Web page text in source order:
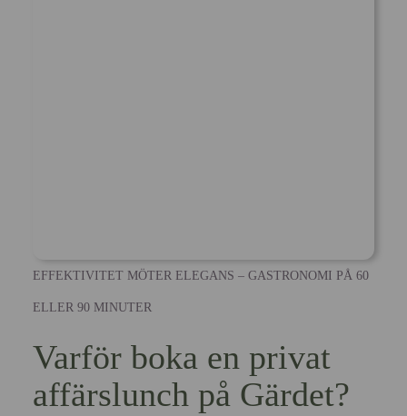
EFFEKTIVITET MÖTER ELEGANS – GASTRONOMI PÅ 60
ELLER 90 MINUTER
Varför boka en privat
affärslunch på Gärdet?